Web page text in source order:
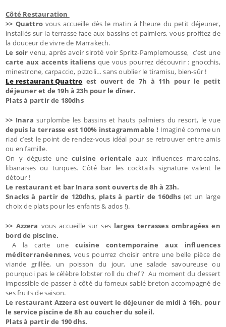
Côté Restauration
>> Quattro vous accueille dès le matin à l’heure du petit déjeuner,
installés sur la terrasse face aux bassins et palmiers, vous profitez de
la douceur de vivre de Marrakech.
Le soirvenu, après avoir siroté voir Spritz-Pamplemousse, c’est une
carte aux accents italiens que vous pourrez découvrir : gnocchis,
minestrone, carpaccio, pizzoli… sans oublier le tiramisu, bien-sûr !
Le restaurant Quattro est ouvert de 7h à 11h pour le petit
déjeuner et de 19h à 23h pour le dîner.
Plats à partir de 180dhs
>> Inara surplombe les bassins et hauts palmiers du resort, le vue
depuis la terrasse est 100% instagrammable ! Imaginé comme un
riad c’est le point de rendez-vous idéal pour se retrouver entre amis
ou en famille.
On y déguste une cuisine orientale aux influences marocains,
libanaises ou turques. Côté bar les cocktails signature valent le
détour !
Le restaurant et bar Inara sont ouverts de 8h à 23h.
Snacks à partir de 120dhs, plats à partir de 160dhs (et un large
choix de plats pour les enfants & ados !).
>> Azzera vous accueille sur ses larges terrasses ombragées en
bord de piscine.
A la carte une cuisine contemporaine aux influences
méditerranéennes, vous pourrez choisir entre une belle pièce de
viande grillée, un poisson du jour, une salade savoureuse ou
pourquoi pas le célèbre lobster roll du chef ? Au moment du dessert
impossible de passer à côté du fameux sablé breton accompagné de
ses fruits de saison.
Le restaurant Azzera est ouvert le déjeuner de midi à 16h, pour
le service piscine de 8h au coucher du soleil.
Plats à partir de 190 dhs.